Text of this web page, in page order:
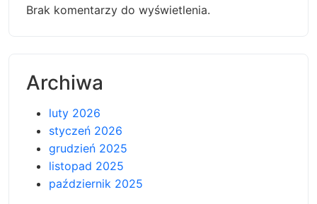
Brak komentarzy do wyświetlenia.
Archiwa
luty 2026
styczeń 2026
grudzień 2025
listopad 2025
październik 2025